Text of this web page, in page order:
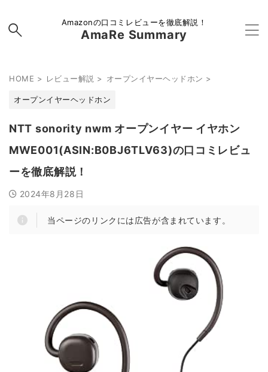
Amazonの口コミレビューを徹底解説！
AmaRe Summary
HOME > レビュー解説 > オープンイヤーヘッドホン >
オープンイヤーヘッドホン
NTT sonority nwm オープンイヤー イヤホン
MWE001(ASIN:B0BJ6TLV63)の口コミレビュ
ーを徹底解説！
2024年8月28日
当ページのリンクには広告が含まれています。